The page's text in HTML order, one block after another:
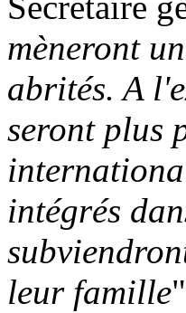
mèneront
abrités. A
seront plus
intégrés
leur famille